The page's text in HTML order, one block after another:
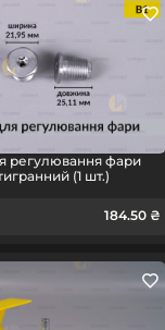
регулювання фари
(1 шт.)
184.50 ₴